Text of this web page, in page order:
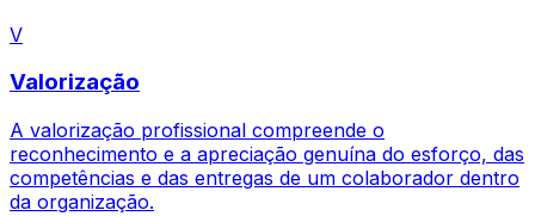
V
Valorização
A valorização profissional compreende o
reconhecimento e a apreciação genuína do esforço, das
competências e das entregas de um colaborador dentro
da organização.